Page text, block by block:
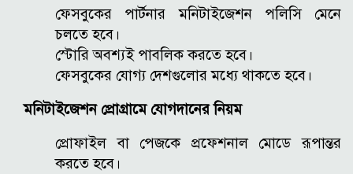
ফেসবুকের পার্টনার মনিটাইজেশন পলিসি মেনে
চলতে হবে।
স্টোরি অবশ্যই পাবলিক করতে হবে।
ফেসবুকের যোগ্য দেশগুলোর মধ্যে থাকতে হবে।
মনিটাইজেশন প্রোগ্রামে যোগদানের নিয়ম
প্রোফাইল বা পেজকে প্রফেশনাল মোডে রূপান্তর
করতে হবে।